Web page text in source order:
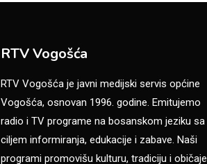
RTV Vogošća
RTV Vogošća je javni medijski servis općine
Vogošća, osnovan 1996. godine. Emitujemo
radio i TV programe na bosanskom jeziku sa
ciljem informiranja, edukacije i zabave. Naši
programi promovišu kulturu, tradiciju i običaje